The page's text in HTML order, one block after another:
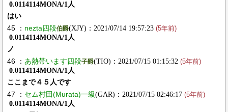
0.0114114MONA/1人
はい
45 ： nezta四段伯爵(XJY)：2021/07/14 19:57:23 (5年前)
0.0114114MONA/1人
ノ
46 ： あ熱帯います四段子爵(TIO)：2021/07/15 01:15:32 (5年前)
0.0114114MONA/1人
ここまで４５人です
47 ： セム村田(Murata)一級(GAR)：2021/07/15 02:46:17 (5年前)
0.0114114MONA/1人